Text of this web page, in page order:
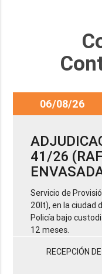
06/08/26
41/26
Servicio de
20lt), en la ciudad
Policía bajo
12 meses.
RECEPCIÓN